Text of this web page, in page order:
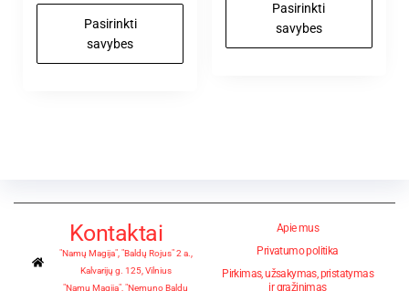
Pasirinkti
savybes
Pasirinkti
savybes
Kontaktai
"Namų Magija", "Baldų Rojus" 2 a.,
Kalvarijų g. 125, Vilnius
"Namų Magija", "Nemuno Baldų
Apie mus
Privatumo politika
Pirkimas, užsakymas, pristatymas
ir grąžinimas